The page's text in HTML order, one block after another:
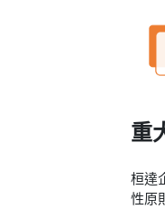
重
桓達
性原